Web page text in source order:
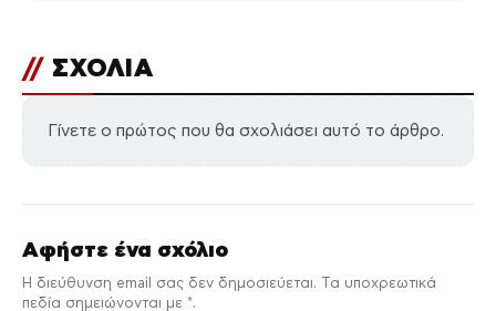
// ΣΧΟΛΙΑ
Γίνετε ο πρώτος που θα σχολιάσει αυτό το άρθρο.
Αφήστε ένα σχόλιο
Η διεύθυνση email σας δεν δημοσιεύεται. Τα υποχρεωτικά
πεδία σημειώνονται με *.